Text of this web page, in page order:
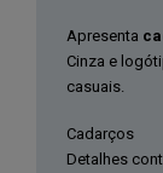
Apresenta
Cinza e
casuais.
Cadarços
Detalhes